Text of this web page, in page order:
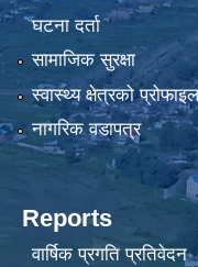
घटना दर्ता
सामाजिक सुरक्षा
स्वास्थ्य क्षेत्रको प्रोफाइल
नागरिक वडापत्र
Reports
वार्षिक प्रगति प्रतिवेदन